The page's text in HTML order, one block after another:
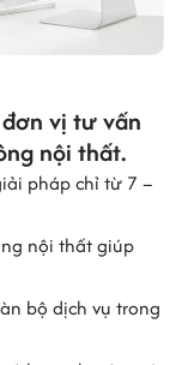
vị tư vấn
nội thất.
pháp chỉ từ 7 –
nội thất giúp
bộ dịch vụ trong